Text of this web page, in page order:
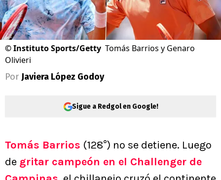
©Instituto Sports/Getty Tomás Barrios y Genaro
Olivieri
Por Javiera López Godoy
Sigue a Redgol en Google!
Tomás Barrios (128°) no se detiene. Luego
de gritar campeón en el Challenger de